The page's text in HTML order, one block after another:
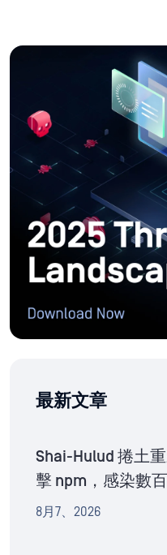
最新文章
Shai-Hulud 捲土
擊 npm，感染數
8月7、2026